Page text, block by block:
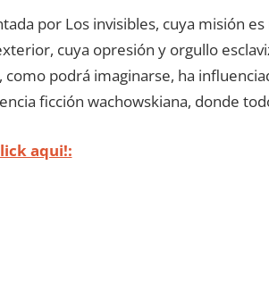
por Los invisibles, cuya misión
cuya opresión y orgullo
podrá imaginarse, ha
ficción wachowskiana, donde
aqui!: